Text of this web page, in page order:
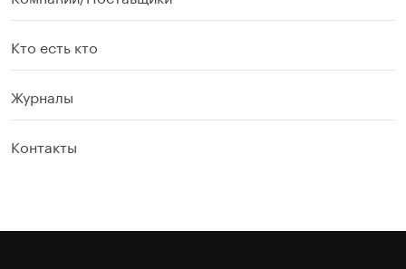
Кто есть кто
Журналы
Контакты